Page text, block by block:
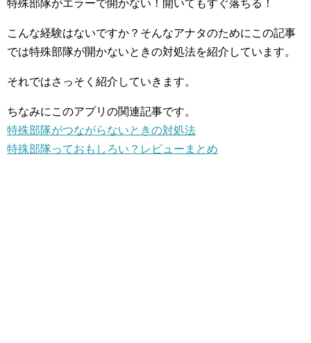
特殊部隊がエラーで開かない！開いてもすぐ落ちる！
こんな経験はないですか？そんなアナタのためにこの記事
では特殊部隊が開かないときの対処法を紹介しています。
それではさっそく紹介していきます。
ちなみにこのアプリの関連記事です。
特殊部隊がつながらないときの対処法
特殊部隊っておもしろい？レビューまとめ